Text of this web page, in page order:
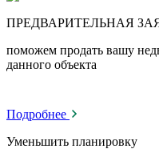
ПРЕДВАРИТЕЛЬНАЯ
поможем продать вашу
данного объекта
Подробнее
Уменьшить планировку